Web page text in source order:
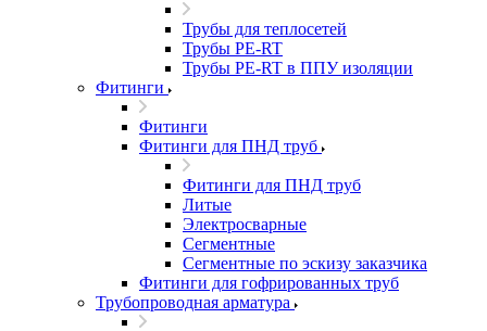
Трубы для теплосетей
Трубы PE-RT
Трубы PE-RT в ППУ изоляции
Фитинги
Фитинги
Фитинги для ПНД труб
Фитинги для ПНД труб
Литые
Электросварные
Сегментные
Сегментные по эскизу заказчика
Фитинги для гофрированных труб
Трубопроводная арматура